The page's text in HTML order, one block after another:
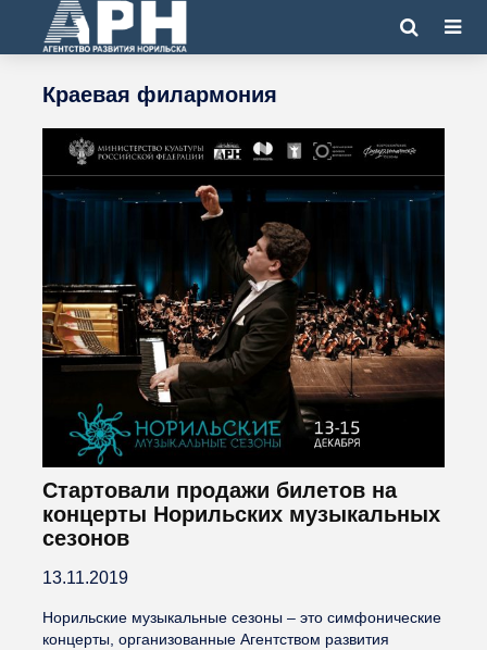
Краевая филармония
Стартовали продажи билетов на
концерты Норильских музыкальных
сезонов
13.11.2019
Норильские музыкальные сезоны – это симфонические
концерты, организованные Агентством развития